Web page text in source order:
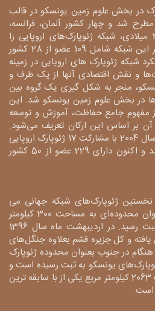
در بخش علوم زمین یونسکو در قالب
شد و چهار کشور آلمان، فرانسه،
اسپانیا و یونان در سال 2000 میلادی، شبکه ژئوپارک‌های اروپایی را
معرفی نمودند و در حال حاضر این شبکه شامل 109 عضو از 28 کشور
شبکه ژئوپارک های اروپایی در زمینه
و نقش اقتصادی آنها از یک طرف و
منجر به شکل گیری یک گروه بین
در بخش علوم زمین یونسکو شد. این
مفهوم جامع حفاظت، آموزش و توسعه
آن بر اساس این ارکان تعریف می‌شود.
شبکه ژئوپارک های جهانی در سال 2004 با مشارکت 17 ژئوپارک اروپایی
و 8 ژئوپارک از چین پدید آمد و اکنون دارای 229 عضو از 50 کشور
ژئوپارک‌های شبکه جهانی می
باشد که در سال 1385 به عنوان محدوده‌ای به مساحت 300 کیلومتر
مربع از غرب جزیره قشم به ثبت رسید. در اردیبهشت ماه سال 1396
و کل جزیره قشم بعلاوه جنگل‌های
در جنوب بعنوان محدوده ژئوپارک
یونسکو به ثبت رسیده است و
اکنون این ژئوپارک با مساحت 2063 کیلومتر مربع یکی از با سابقه ترین
است